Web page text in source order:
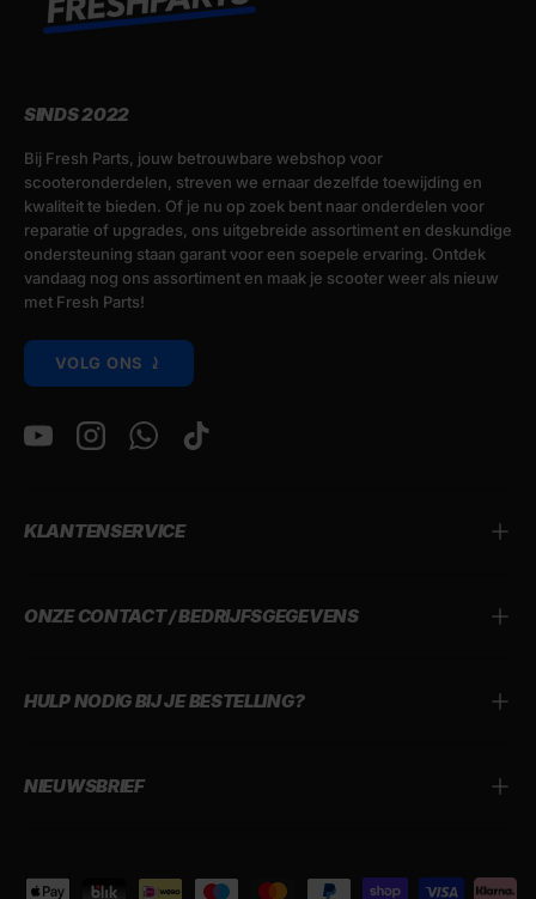
SINDS 2022
Bij Fresh Parts, jouw betrouwbare webshop voor
scooteronderdelen, streven we ernaar dezelfde toewijding en
kwaliteit te bieden. Of je nu op zoek bent naar onderdelen voor
reparatie of upgrades, ons uitgebreide assortiment en deskundige
ondersteuning staan garant voor een soepele ervaring. Ontdek
vandaag nog ons assortiment en maak je scooter weer als nieuw
met Fresh Parts!
VOLG ONS ⤸
YouTubeInstagramWhatsAppTikTok
KLANTENSERVICE
ONZE CONTACT / BEDRIJFSGEGEVENS
HULP NODIG BIJ JE BESTELLING?
NIEUWSBRIEF
Geaccepteerde betaalmethoden